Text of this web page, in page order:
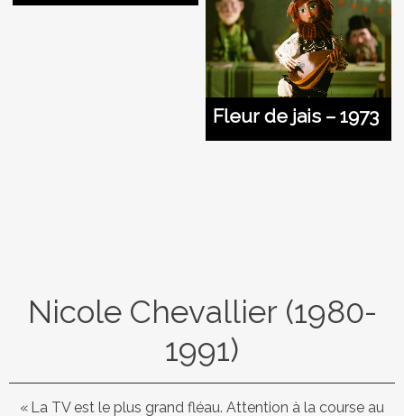
Fleur de jais – 1973
Nicole Chevallier (1980-
1991)
« La TV est le plus grand fléau. Attention à la course au